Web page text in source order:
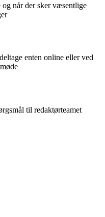
når der sker væsentlige
enten online eller ved
til redaktørteamet